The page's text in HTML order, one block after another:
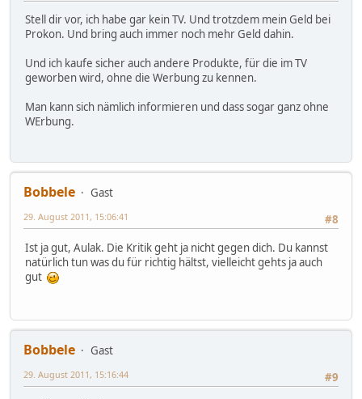
Stell dir vor, ich habe gar kein TV. Und trotzdem mein Geld bei
Prokon. Und bring auch immer noch mehr Geld dahin.
Und ich kaufe sicher auch andere Produkte, für die im TV
geworben wird, ohne die Werbung zu kennen.
Man kann sich nämlich informieren und dass sogar ganz ohne
WErbung.
Bobbele
Gast
#8
29. August 2011, 15:06:41
Ist ja gut, Aulak. Die Kritik geht ja nicht gegen dich. Du kannst
natürlich tun was du für richtig hältst, vielleicht gehts ja auch
gut
Bobbele
Gast
#9
29. August 2011, 15:16:44